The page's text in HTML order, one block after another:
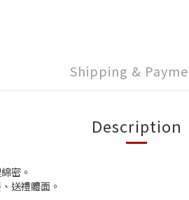
Shipping &
Description
密。
送禮體面。